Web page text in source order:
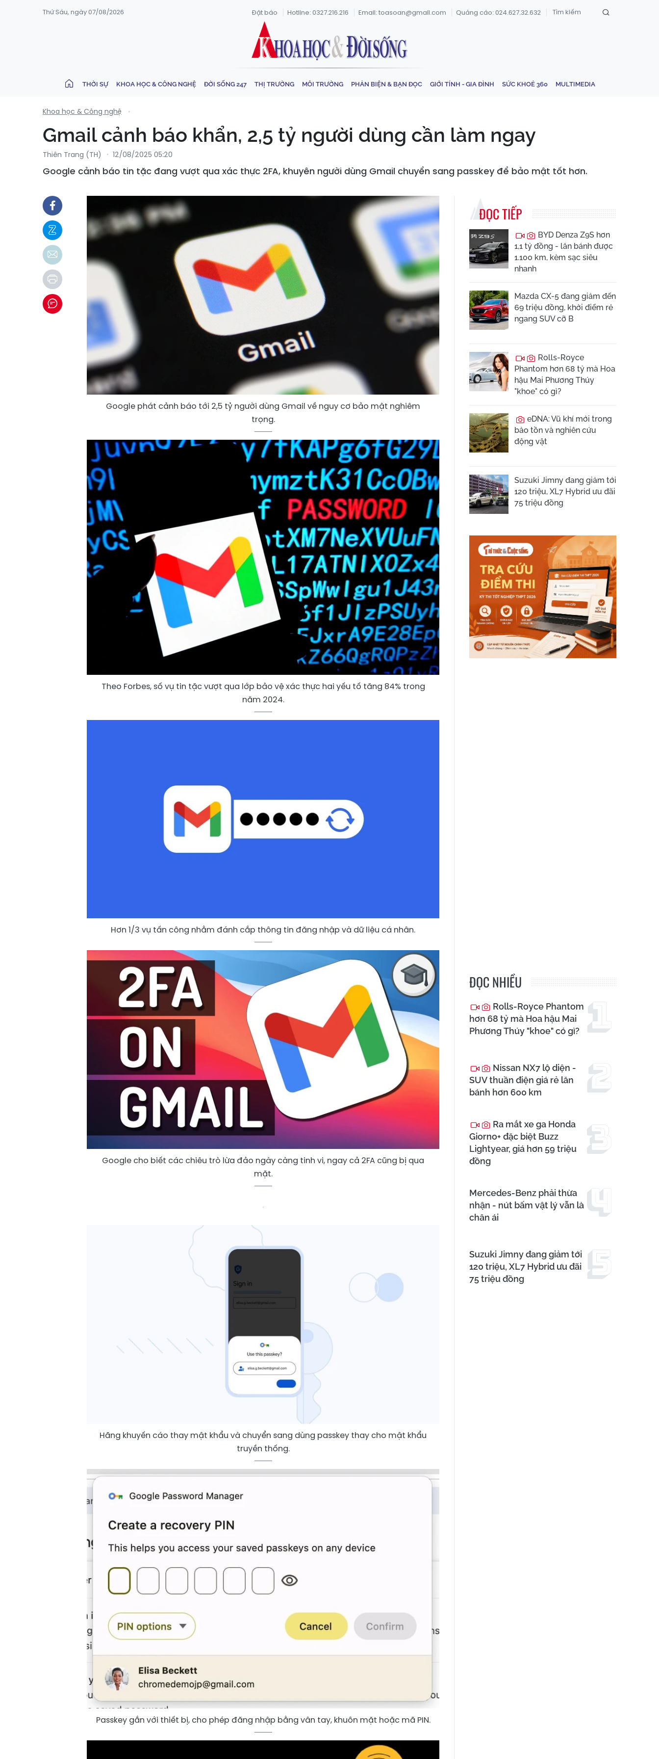
Thứ Sáu, ngày 07/08/2026 Đặt báo Hotline: 0327.216.216 Email: toasoan@gmail.com Quảng cáo: 024.627.32.632
THỜI SỰ KHOA HỌC & CÔNG NGHỆ ĐỜI SỐNG 247 THỊ TRƯỜNG MÔI TRƯỜNG PHẢN BIỆN & BẠN ĐỌC GIỚI TÍNH - GIA ĐÌNH SỨC KHOẺ 360 MULTIMEDIA
Khoa học & Công nghệ
Gmail cảnh báo khẩn, 2,5 tỷ người dùng cần làm ngay
Thiên Trang (TH) 12/08/2025 05:20
Google cảnh báo tin tặc đang vượt qua xác thực 2FA, khuyên người dùng Gmail chuyển sang passkey để bảo mật tốt hơn.
Google phát cảnh báo tới 2,5 tỷ người dùng Gmail về nguy cơ bảo mật nghiêm
trọng.
Theo Forbes, số vụ tin tặc vượt qua lớp bảo vệ xác thực hai yếu tố tăng 84% trong
năm 2024.
Hơn 1/3 vụ tấn công nhằm đánh cắp thông tin đăng nhập và dữ liệu cá nhân.
Google cho biết các chiêu trò lừa đảo ngày càng tinh vi, ngay cả 2FA cũng bị qua
mặt.
Hãng khuyến cáo thay mật khẩu và chuyển sang dùng passkey thay cho mật khẩu
truyền thống.
Passkey gắn với thiết bị, cho phép đăng nhập bằng vân tay, khuôn mặt hoặc mã PIN.
ĐỌC TIẾP
BYD Denza Z9S hơn
1,1 tỷ đồng - lăn bánh được
1.100 km, kèm sạc siêu
nhanh
Mazda CX-5 đang giảm đến
69 triệu đồng, khởi điểm rẻ
ngang SUV cỡ B
Rolls-Royce
Phantom hơn 68 tỷ mà Hoa
hậu Mai Phương Thúy
"khoe" có gì?
eDNA: Vũ khí mới trong
bảo tồn và nghiên cứu
động vật
Suzuki Jimny đang giảm tới
120 triệu, XL7 Hybrid ưu đãi
75 triệu đồng
ĐỌC NHIỀU
Rolls-Royce Phantom
hơn 68 tỷ mà Hoa hậu Mai
Phương Thúy "khoe" có gì?
Nissan NX7 lộ diện -
SUV thuần điện giá rẻ lăn
bánh hơn 600 km
Ra mắt xe ga Honda
Giorno+ đặc biệt Buzz
Lightyear, giá hơn 59 triệu
đồng
Mercedes-Benz phải thừa
nhận - nút bấm vật lý vẫn là
chân ái
Suzuki Jimny đang giảm tới
120 triệu, XL7 Hybrid ưu đãi
75 triệu đồng